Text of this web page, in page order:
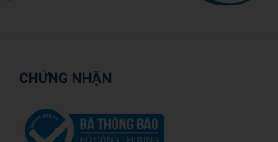
triết lý xuyên suốt trong từng chủ đề: “Bạn
nhiều đoạn hội thoại và những mẩu
phân tích và nhiều câu chuyện khác nhau
CHỨNG NHẬN